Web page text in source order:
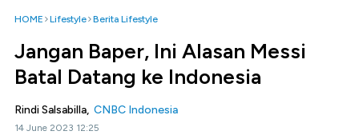
HOME Lifestyle Berita Lifestyle
Jangan Baper, Ini Alasan Messi
Batal Datang ke Indonesia
Rindi Salsabilla, CNBC Indonesia
14 June 2023 12:25